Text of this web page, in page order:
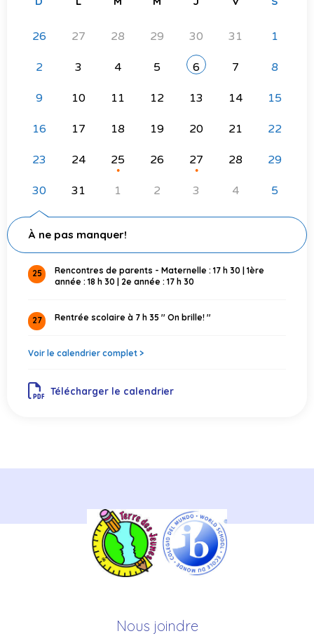
Consignes pour l’anglais – Groupe 983 2026-2027
Consignes pour l’anglais – Groupe 984 2026-2027
26 27 28 29 30 31 1
2 3 4 5 6 7 8
9 10 11 12 13 14 15
16 17 18 19 20 21 22
23 24 25
●
26 27
●
28 29
30 31 1 2 3 4 5
À ne pas manquer!
25
Rencontres de parents - Maternelle : 17 h 30 | 1ère
année : 18 h 30 | 2e année : 17 h 30
27 Rentrée scolaire à 7 h 35 '' On brille! ''
Voir le calendrier complet >
Télécharger le calendrier
Nous joindre